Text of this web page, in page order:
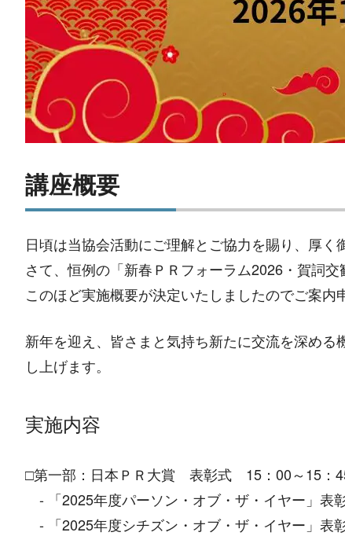
講座概要
日頃は当協会活動にご理解とご協力を賜り、厚く
さて、恒例の「新春ＰＲフォーラム2026・賀詞
このほど実施概要が決定いたしましたのでご案内
新年を迎え、皆さまと気持ち新たに交流を深め
し上げます。
実施内容
□第一部：日本ＰＲ大賞 表彰式 15：00～15：
- 「2025年度パーソン・オブ・ザ・イヤー」表
- 「2025年度シチズン・オブ・ザ・イヤー」表